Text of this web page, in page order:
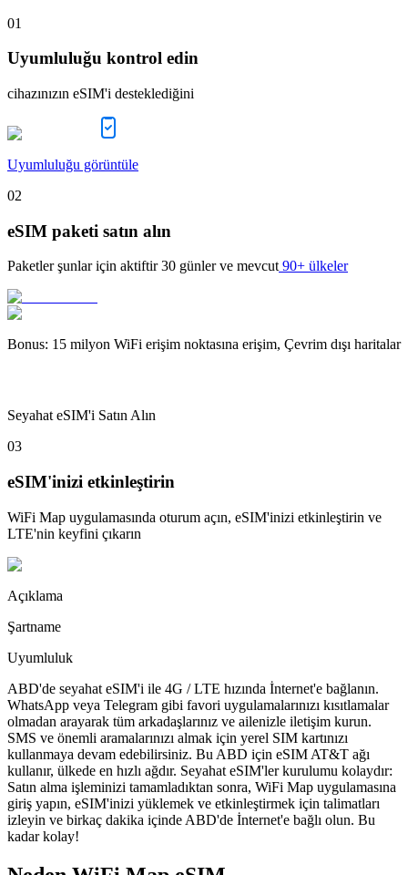
01
Uyumluluğu kontrol edin
cihazınızın eSIM'i desteklediğini
Uyumluluğu görüntüle
02
eSIM paketi satın alın
Paketler şunlar için aktiftir 30 günler ve mevcut 90+ ülkeler
Bonus: 15 milyon WiFi erişim noktasına erişim, Çevrim dışı haritalar
Seyahat eSIM'i Satın Alın
03
eSIM'inizi etkinleştirin
WiFi Map uygulamasında oturum açın, eSIM'inizi etkinleştirin ve
LTE'nin keyfini çıkarın
Açıklama
Şartname
Uyumluluk
ABD'de seyahat eSIM'i ile 4G / LTE hızında İnternet'e bağlanın.
WhatsApp veya Telegram gibi favori uygulamalarınızı kısıtlamalar
olmadan arayarak tüm arkadaşlarınız ve ailenizle iletişim kurun.
SMS ve önemli aramalarınızı almak için yerel SIM kartınızı
kullanmaya devam edebilirsiniz. Bu ABD için eSIM AT&T ağı
kullanır, ülkede en hızlı ağdır. Seyahat eSIM'ler kurulumu kolaydır:
Satın alma işleminizi tamamladıktan sonra, WiFi Map uygulamasına
giriş yapın, eSIM'inizi yüklemek ve etkinleştirmek için talimatları
izleyin ve birkaç dakika içinde ABD'de İnternet'e bağlı olun. Bu
kadar kolay!